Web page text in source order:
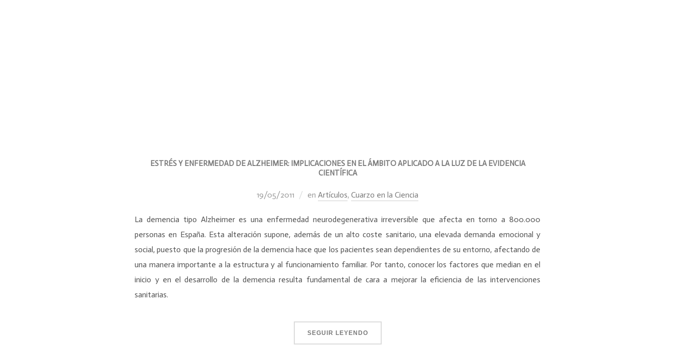
ESTRÉS Y ENFERMEDAD DE ALZHEIMER: IMPLICACIONES EN EL ÁMBITO APLICADO A LA LUZ DE LA EVIDENCIA
CIENTÍFICA
19/05/2011 en Artículos, Cuarzo en la Ciencia
La demencia tipo Alzheimer es una enfermedad neurodegenerativa irreversible que afecta en torno a 800.000
personas en España. Esta alteración supone, además de un alto coste sanitario, una elevada demanda emocional y
social, puesto que la progresión de la demencia hace que los pacientes sean dependientes de su entorno, afectando de
una manera importante a la estructura y al funcionamiento familiar. Por tanto, conocer los factores que median en el
inicio y en el desarrollo de la demencia resulta fundamental de cara a mejorar la eficiencia de las intervenciones
sanitarias.
SEGUIR LEYENDO